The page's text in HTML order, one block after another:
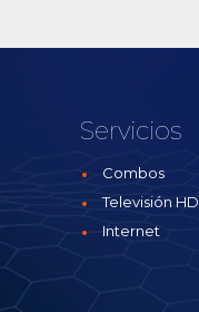
Servicios
Combos
Televisión HD
Internet